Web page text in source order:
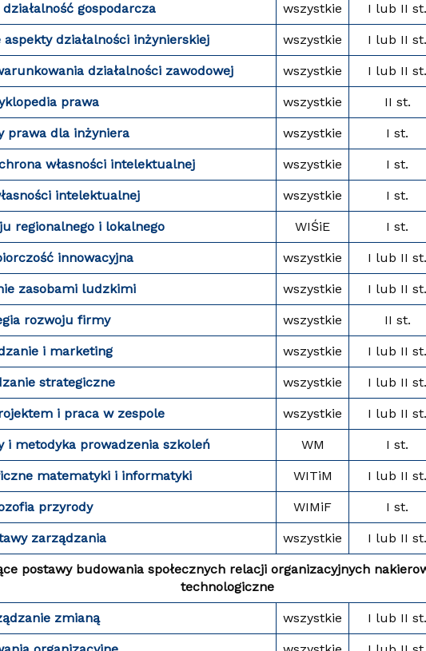
gospodarcza wszystkie I lub II st.
działalności inżynierskiej wszystkie I lub II st.
działalności zawodowej wszystkie I lub II st.
prawa wszystkie II st.
prawa dla inżyniera wszystkie I st.
własności intelektualnej wszystkie I st.
intelektualnej wszystkie I st.
regionalnego i lokalnego WIŚiE I st.
innowacyjna wszystkie I lub II st.
zasobami ludzkimi wszystkie I lub II st.
rozwoju firmy wszystkie II st.
i marketing wszystkie I lub II st.
strategiczne wszystkie I lub II st.
i praca w zespole wszystkie I lub II st.
i metodyka prowadzenia szkoleń WM I st.
matematyki i informatyki WITiM I lub II st.
przyrody WIMiF I st.
zarządzania wszystkie I lub II st.
postawy budowania społecznych relacji organizacyjnych
technologiczne
zmianą wszystkie I lub II st.